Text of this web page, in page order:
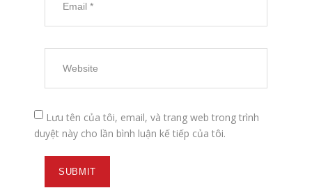
Lưu tên của tôi, email, và trang web trong trình
duyệt này cho lần bình luận kế tiếp của tôi.